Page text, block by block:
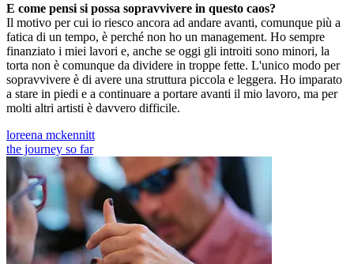
E come pensi si possa sopravvivere in questo caos?
Il motivo per cui io riesco ancora ad andare avanti, comunque più a
fatica di un tempo, è perché non ho un management. Ho sempre
finanziato i miei lavori e, anche se oggi gli introiti sono minori, la
torta non è comunque da dividere in troppe fette. L'unico modo per
sopravvivere è di avere una struttura piccola e leggera. Ho imparato
a stare in piedi e a continuare a portare avanti il mio lavoro, ma per
molti altri artisti è davvero difficile.
loreena mckennitt
the journey so far